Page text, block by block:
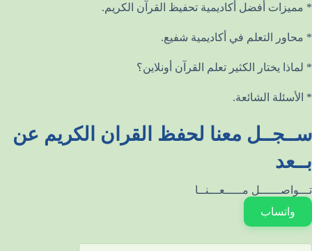
* مميزات أفضل أكاديمية تحفيظ القرآن الكريم.
* محاور التعلم في أكاديمية شفيع.
* لماذا يختار الكثير تعلم القرآن أونلاين؟
* الأسئلة الشائعة.
ســجــل معنا لحفظ القران الكريم عن
بــعد
تـــواصــــــل مـــــعـــنــا
واتساب